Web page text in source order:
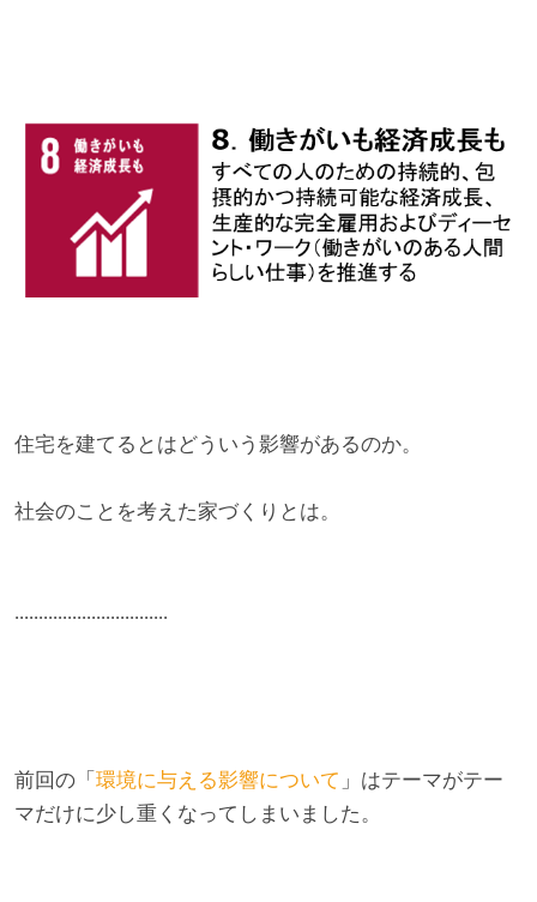
住宅を建てるとはどういう影響があるのか。
社会のことを考えた家づくりとは。
................................
前回の「 環境に与える影響について 」はテーマがテー
マだけに少し重くなってしまいました。